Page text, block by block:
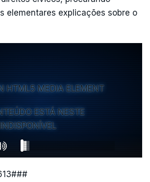
elementares explicações sobre o
HTML5 MEDIA ELEMENT
ESTÁ NESTE